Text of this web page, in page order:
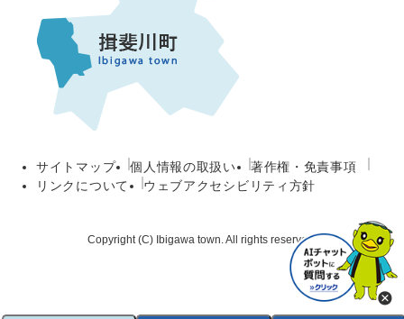
サイトマップ 個人情報の取扱い
著作権・免責事項
リンクについて
ウェブアクセシビリティ方針
Copyright (C) Ibigawa town. All rights reserved.